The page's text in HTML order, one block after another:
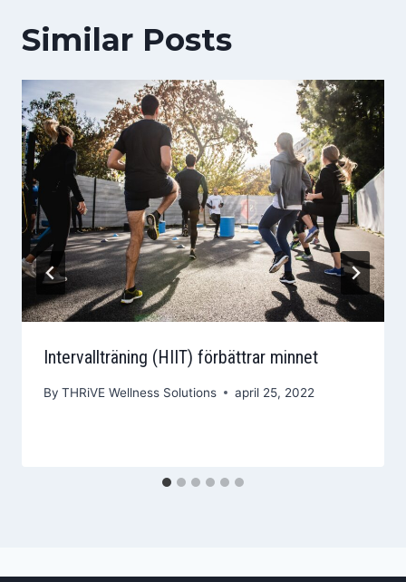
Similar Posts
Intervallträning (HIIT) förbättrar minnet
By THRiVE Wellness Solutions april 25, 2022